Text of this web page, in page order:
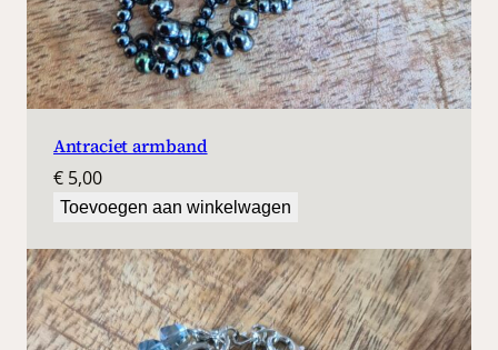
Antraciet armband
€ 5,00
Toevoegen aan winkelwagen